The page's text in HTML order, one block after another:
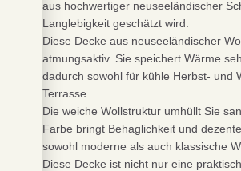
aus hochwertiger neuseeländischer
Langlebigkeit geschätzt wird.
Diese Decke aus neuseeländischer
atmungsaktiv. Sie speichert Wärme
dadurch sowohl für kühle Herbst- und
Terrasse.
Die weiche Wollstruktur umhüllt Sie
Farbe bringt Behaglichkeit und
sowohl moderne als auch klassische
Diese Decke ist nicht nur eine